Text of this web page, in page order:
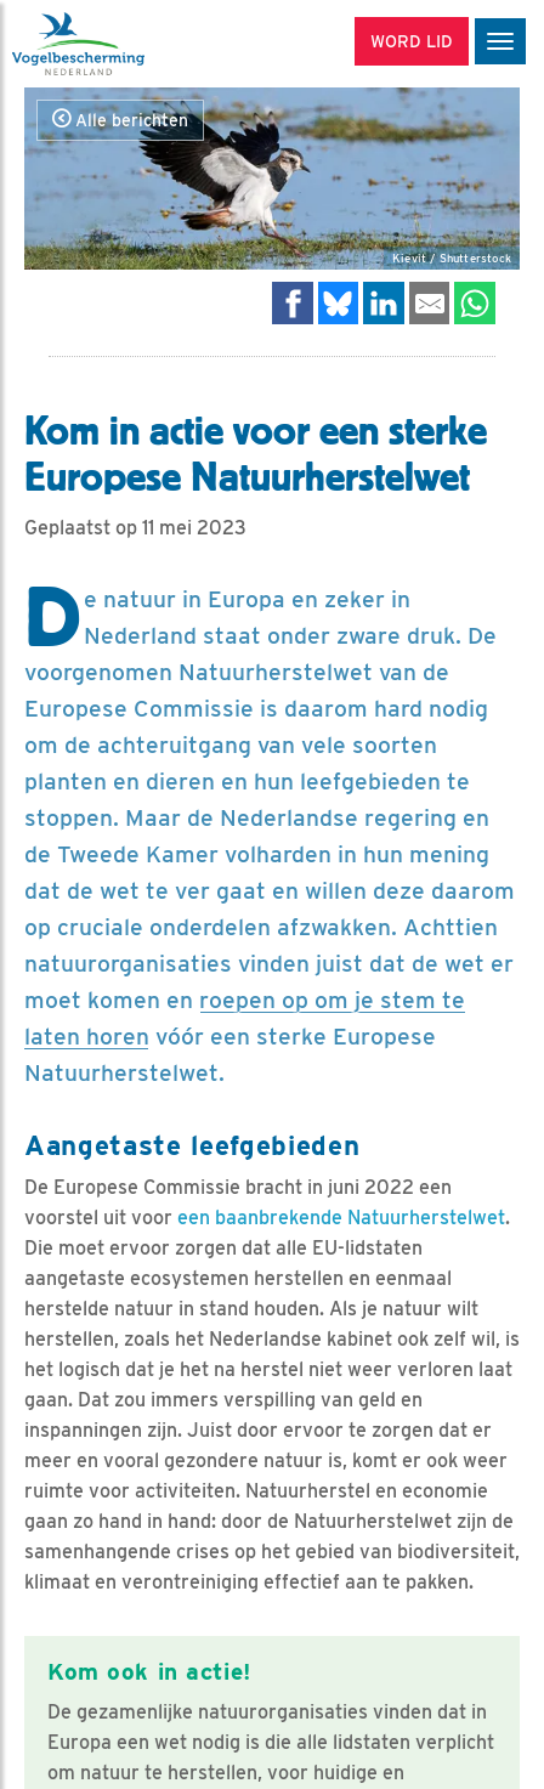
WORD LID
Alle berichten
Kievit / Shutterstock
Kom in actie voor een sterke
Europese Natuurherstelwet
Geplaatst op 11 mei 2023
De natuur in Europa en zeker in
Nederland staat onder zware druk. De
voorgenomen Natuurherstelwet van de
Europese Commissie is daarom hard nodig
om de achteruitgang van vele soorten
planten en dieren en hun leefgebieden te
stoppen. Maar de Nederlandse regering en
de Tweede Kamer volharden in hun mening
dat de wet te ver gaat en willen deze daarom
op cruciale onderdelen afzwakken. Achttien
natuurorganisaties vinden juist dat de wet er
moet komen en roepen op om je stem te
laten horen vóór een sterke Europese
Natuurherstelwet.
Aangetaste leefgebieden
De Europese Commissie bracht in juni 2022 een
voorstel uit voor een baanbrekende Natuurherstelwet.
Die moet ervoor zorgen dat alle EU-lidstaten
aangetaste ecosystemen herstellen en eenmaal
herstelde natuur in stand houden. Als je natuur wilt
herstellen, zoals het Nederlandse kabinet ook zelf wil, is
het logisch dat je het na herstel niet weer verloren laat
gaan. Dat zou immers verspilling van geld en
inspanningen zijn. Juist door ervoor te zorgen dat er
meer en vooral gezondere natuur is, komt er ook weer
ruimte voor activiteiten. Natuurherstel en economie
gaan zo hand in hand: door de Natuurherstelwet zijn de
samenhangende crises op het gebied van biodiversiteit,
klimaat en verontreiniging effectief aan te pakken.
Kom ook in actie!
De gezamenlijke natuurorganisaties vinden dat in
Europa een wet nodig is die alle lidstaten verplicht
om natuur te herstellen, voor huidige en